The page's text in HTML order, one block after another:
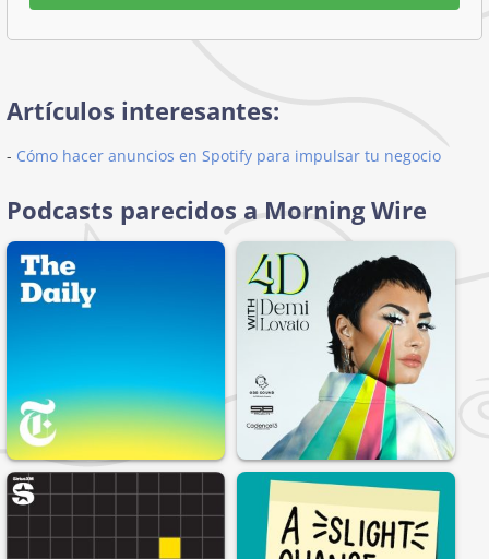
Artículos interesantes:
- Cómo hacer anuncios en Spotify para impulsar tu negocio
Podcasts parecidos a Morning Wire